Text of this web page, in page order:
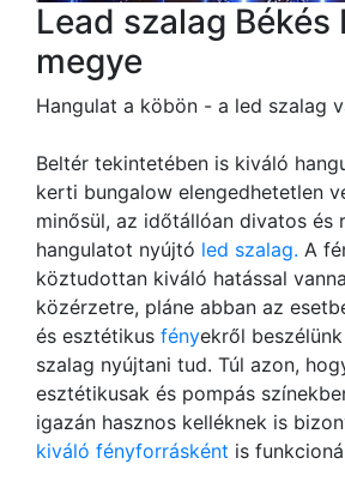
Lead szalag Békés
megye
Hangulat a köbön - a led szalag
Beltér tekintetében is kiváló
kerti bungalow elengedhetetlen
minősül, az időtállóan divatos és
hangulatot nyújtó led szalag. A
köztudottan kiváló hatással
közérzetre, pláne abban az
és esztétikus fényekről
szalag nyújtani tud. Túl azon,
esztétikusak és pompás
igazán hasznos kelléknek is
kiváló fényforrásként is